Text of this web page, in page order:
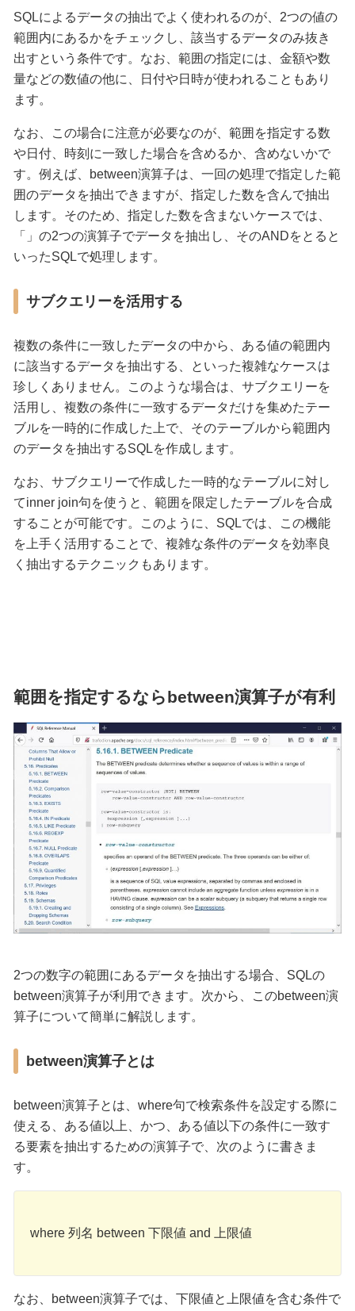
SQLによるデータの抽出でよく使われるのが、2つの値の
範囲内にあるかをチェックし、該当するデータのみ抜き
出すという条件です。なお、範囲の指定には、金額や数
量などの数値の他に、日付や日時が使われることもあり
ます。
なお、この場合に注意が必要なのが、範囲を指定する数
や日付、時刻に一致した場合を含めるか、含めないかで
す。例えば、between演算子は、一回の処理で指定した範
囲のデータを抽出できますが、指定した数を含んで抽出
します。そのため、指定した数を含まないケースでは、
「」の2つの演算子でデータを抽出し、そのANDをとると
いったSQLで処理します。
サブクエリーを活用する
複数の条件に一致したデータの中から、ある値の範囲内
に該当するデータを抽出する、といった複雑なケースは
珍しくありません。このような場合は、サブクエリーを
活用し、複数の条件に一致するデータだけを集めたテー
ブルを一時的に作成した上で、そのテーブルから範囲内
のデータを抽出するSQLを作成します。
なお、サブクエリーで作成した一時的なテーブルに対し
てinner join句を使うと、範囲を限定したテーブルを合成
することが可能です。このように、SQLでは、この機能
を上手く活用することで、複雑な条件のデータを効率良
く抽出するテクニックもあります。
範囲を指定するならbetween演算子が有利
2つの数字の範囲にあるデータを抽出する場合、SQLの
between演算子が利用できます。次から、このbetween演
算子について簡単に解説します。
between演算子とは
between演算子とは、where句で検索条件を設定する際に
使える、ある値以上、かつ、ある値以下の条件に一致す
る要素を抽出するための演算子で、次のように書きま
す。
where 列名 between 下限値 and 上限値
なお、between演算子では、下限値と上限値を含む条件で